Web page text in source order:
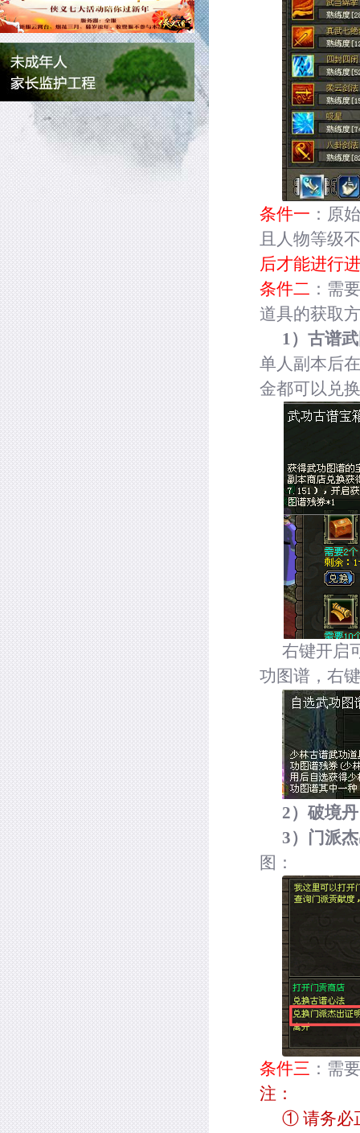
条件一 ：原
且人物等级
后才能进行
条件二 ：需
道具的获取
1）古谱
单人副本后
金都可以兑
右键开启
功图谱，右
2）破境丹
3）门派
图：
条件三 ：需
注：
① 请务必